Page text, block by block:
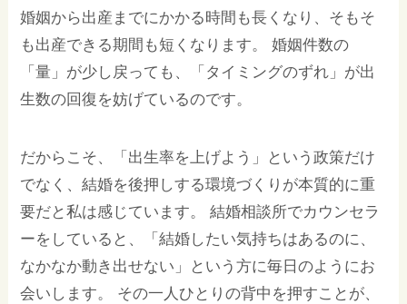
婚姻から出産までにかかる時間も長くなり、そもそ
も出産できる期間も短くなります。 婚姻件数の
「量」が少し戻っても、「タイミングのずれ」が出
生数の回復を妨げているのです。
だからこそ、「出生率を上げよう」という政策だけ
でなく、結婚を後押しする環境づくりが本質的に重
要だと私は感じています。 結婚相談所でカウンセラ
ーをしていると、「結婚したい気持ちはあるのに、
なかなか動き出せない」という方に毎日のようにお
会いします。 その一人ひとりの背中を押すことが、